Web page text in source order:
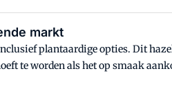
markt
plantaardige opties. Dit
te worden als het op smaak